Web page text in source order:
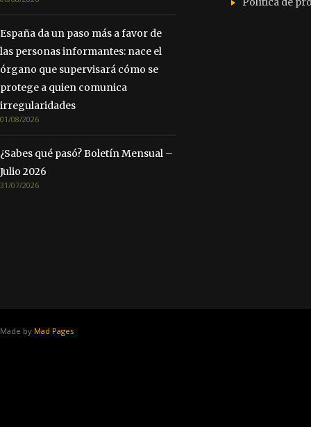
España da un paso más a favor de
las personas informantes: nace el
órgano que supervisará cómo se
protege a quien comunica
irregularidades
01/08/2026
¿Sabes qué pasó? Boletín Mensual –
Julio 2026
31/07/2026
Made by Mad Pages